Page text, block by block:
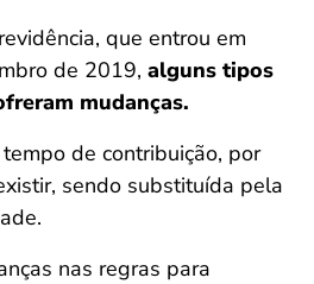
que entrou em
de 2019, alguns tipos
mudanças.
de contribuição, por
sendo substituída pela
nas regras para